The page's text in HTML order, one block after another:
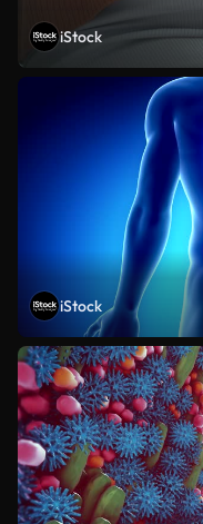
iStock
iStock